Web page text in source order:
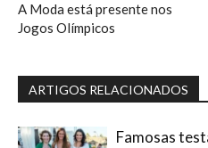
A Moda está presente nos
Jogos Olímpicos
ARTIGOS RELACIONADOS
Famosas